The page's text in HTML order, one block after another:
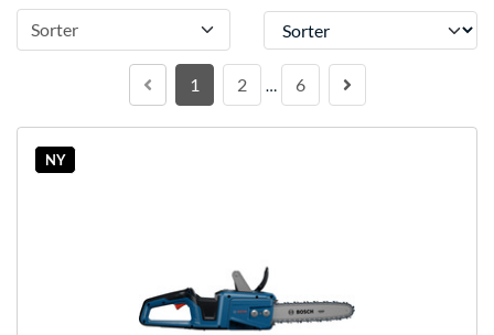
Sorter Sorter
1 2 … 6
NY